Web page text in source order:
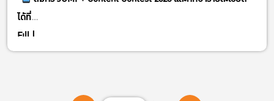
ได้ที่
Fill |
https://forms.cloud.microsoft/Pages/ResponsePage.aspx?